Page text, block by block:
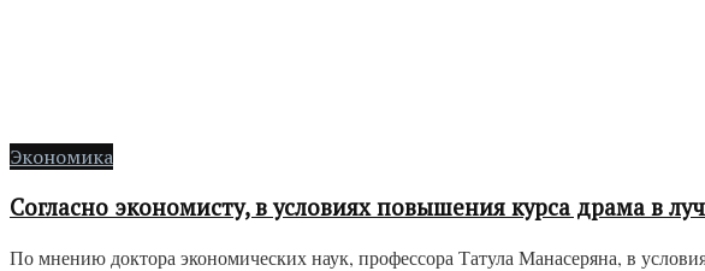
Экономика
Согласно экономисту, в условиях повышения курса драма в
По мнению доктора экономических наук, профессора Татула Манасеряна, в